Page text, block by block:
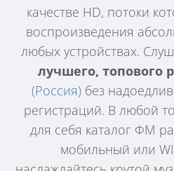
качестве HD, потоки
воспроизведения
любых устройствах.
лучшего, топового
(Россия) без
регистраций. В любой
для себя каталог ФМ
мобильный или